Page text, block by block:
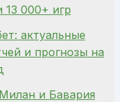
13 000+ игр
актуальные
и прогнозы на
и Бавария